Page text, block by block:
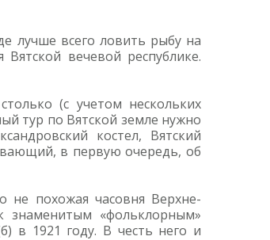
лучше всего ловить рыбу на
вечевой республике.
(с учетом нескольких
тур по Вятской земле нужно
костел, Вятский
в первую очередь, об
не похожая часовня Верхне-
знаменитым «фольклорным»
в 1921 году. В честь него и